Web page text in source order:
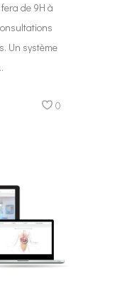
de 9H à
Un système
0